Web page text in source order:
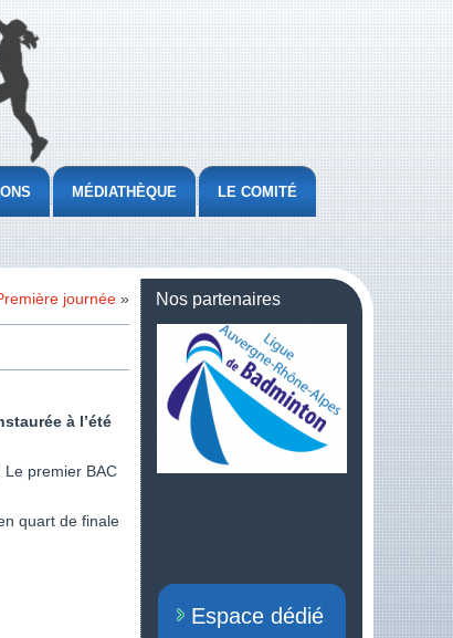
MÉDIATHÈQUE LE COMITÉ
journée »
à l’été
Le premier BAC
quart de finale
Nos partenaires
Espace dédié